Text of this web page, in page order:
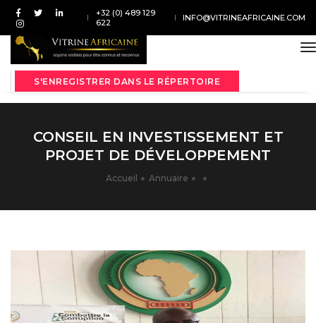
+32 (0) 489 129
622
INFO@VITRINEAFRICAINE.COM
S'ENREGISTRER DANS LE RÉPERTOIRE
CONSEIL EN INVESTISSEMENT ET
PROJET DE DÉVELOPPEMENT
Accueil Annuaire